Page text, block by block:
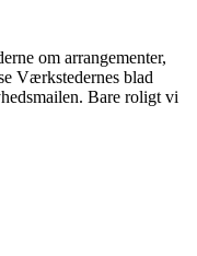
om arrangementer,
Værkstedernes blad
Bare roligt vi